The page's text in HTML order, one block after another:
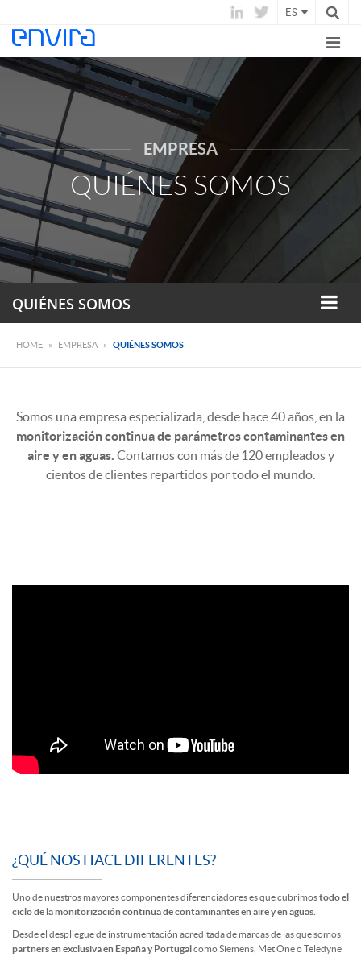
ES
EMPRESA
QUIÉNES SOMOS
QUIÉNES SOMOS
HOME » EMPRESA » QUIÉNES SOMOS
Somos una empresa especializada, desde hace 40 años, en la
monitorización continua de parámetros contaminantes en
aire y en aguas. Contamos con más de 120 empleados y
cientos de clientes repartidos por todo el mundo.
¿QUÉ NOS HACE DIFERENTES?
Uno de nuestros mayores componentes diferenciadores es que cubrimostodo el
ciclo de la monitorización continua de contaminantes en aire y en aguas.
Desde el despliegue de instrumentación acreditada de marcas de las que somos
partners en exclusiva en España y Portugal como Siemens, Met One o Teledyne